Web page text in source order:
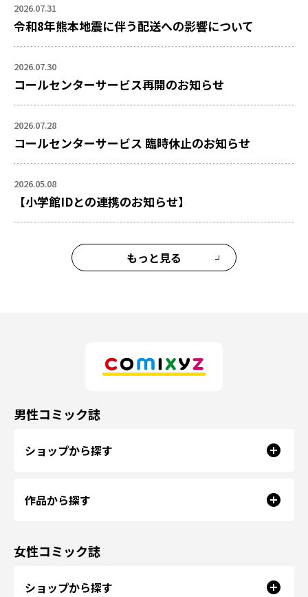
2026.07.31
令和8年熊本地震に伴う配送への影響について
2026.07.30
コールセンターサービス再開のお知らせ
2026.07.28
コールセンターサービス 臨時休止のお知らせ
2026.05.08
【小学館IDとの連携のお知らせ】
もっと見る
男性コミック誌
ショップから探す
作品から探す
女性コミック誌
ショップから探す